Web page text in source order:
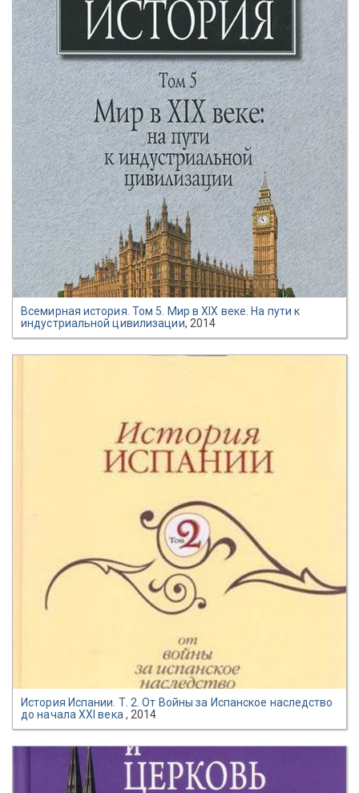
Всемирная история. Том 5. Мир в XIX веке. На пути к
индустриальной цивилизации, 2014
История Испании. Т. 2. От Войны за Испанское наследство
до начала XXI века , 2014